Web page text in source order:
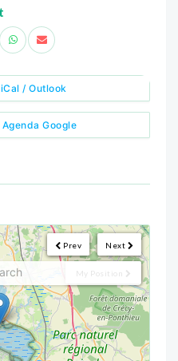
Google
/ Outlook
Next
Prev
My Position